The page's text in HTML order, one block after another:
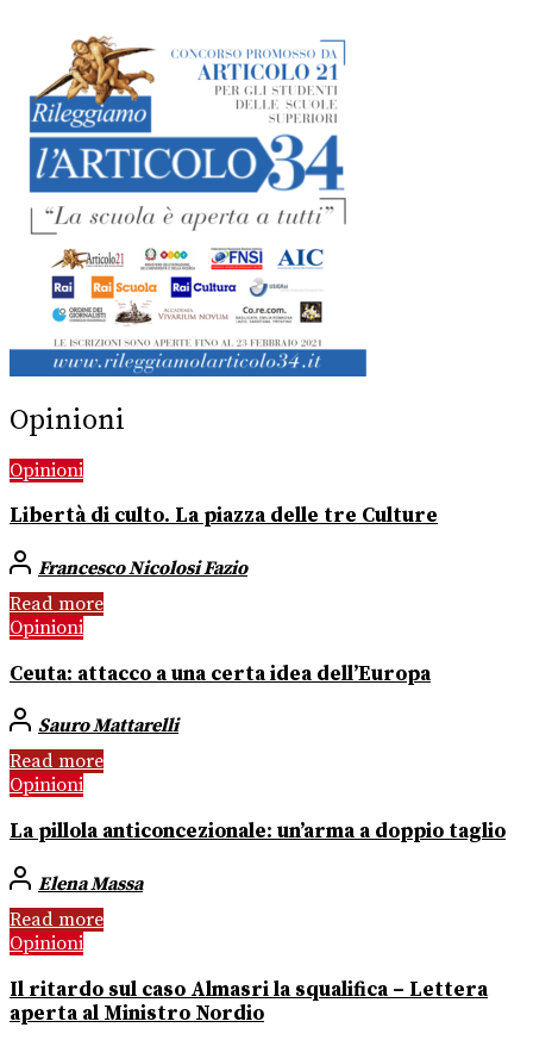
Opinioni
Opinioni
Libertà di culto. La piazza delle tre Culture
Francesco Nicolosi Fazio
Read more
Opinioni
Ceuta: attacco a una certa idea dell’Europa
Sauro Mattarelli
Read more
Opinioni
La pillola anticoncezionale: un’arma a doppio taglio
Elena Massa
Read more
Opinioni
Il ritardo sul caso Almasri la squalifica – Lettera
aperta al Ministro Nordio